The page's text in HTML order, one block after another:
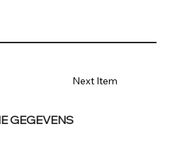
GEGEVENS
Next Item